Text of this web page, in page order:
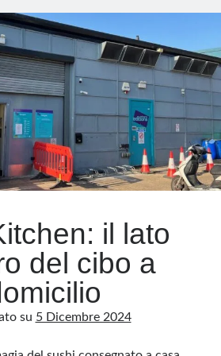
food
delivery
il lato
del cibo a
su 5 Dicembre 2024